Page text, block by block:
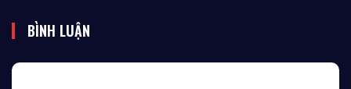
BÌNH LUẬN